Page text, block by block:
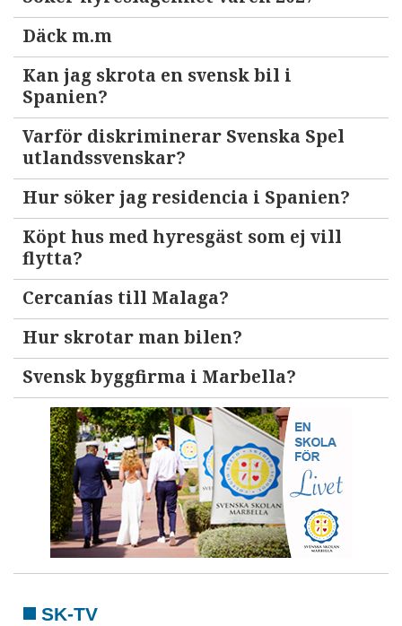
Däck m.m
Kan jag skrota en svensk bil i
Spanien?
Varför diskriminerar Svenska Spel
utlandssvenskar?
Hur söker jag residencia i Spanien?
Köpt hus med hyresgäst som ej vill
flytta?
Cercanías till Malaga?
Hur skrotar man bilen?
Svensk byggfirma i Marbella?
SK-TV